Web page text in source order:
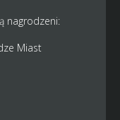
nagrodzeni:
Miast